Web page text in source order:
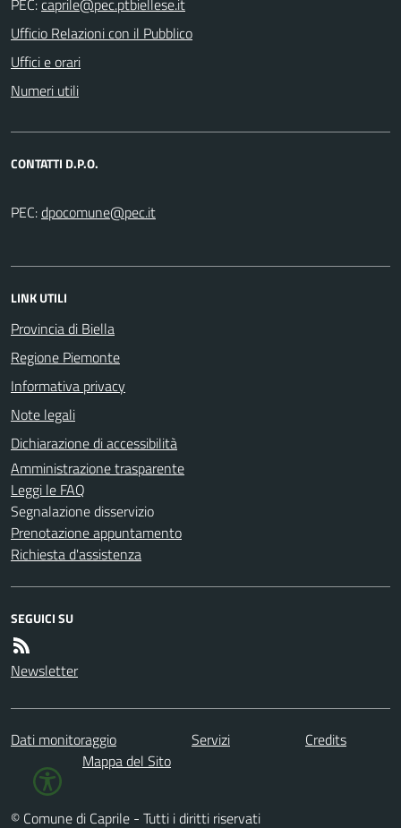
Ufficio Relazioni con il Pubblico
Uffici e orari
Numeri utili
CONTATTI D.P.O.
PEC:
LINK UTILI
Provincia di Biella
Regione Piemonte
Informativa privacy
Note legali
Dichiarazione di accessibilità
Amministrazione trasparente
Leggi le FAQ
Segnalazione disservizio
Prenotazione appuntamento
Richiesta d'assistenza
SEGUICI SU
Newsletter
Dati monitoraggio Servizi
Credits
Mappa del Sito
© Comune di Caprile - Tutti i diritti riservati